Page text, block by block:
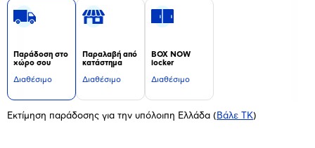
Παράδοση στο
χώρο σου
Διαθέσιμο
Παραλαβή από
κατάστημα
Διαθέσιμο
BOX NOW
locker
Διαθέσιμο
Εκτίμηση παράδοσης για την υπόλοιπη Ελλάδα ( Βάλε ΤΚ)